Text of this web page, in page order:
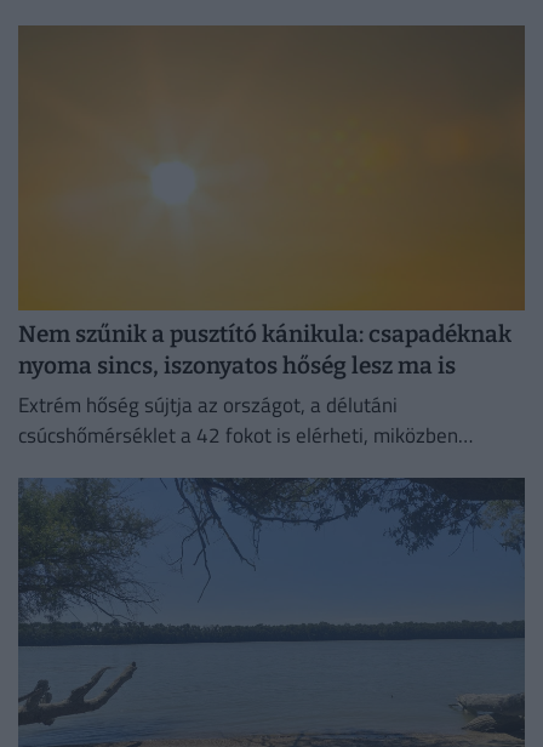
Nem szűnik a pusztító kánikula: csapadéknak
nyoma sincs, iszonyatos hőség lesz ma is
Extrém hőség sújtja az országot, a délutáni
csúcshőmérséklet a 42 fokot is elérheti, miközben